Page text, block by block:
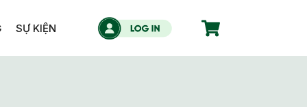
SỰ KIỆN